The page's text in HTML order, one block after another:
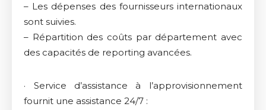
– Les dépenses des fournisseurs internationaux
sont suivies.
– Répartition des coûts par département avec
des capacités de reporting avancées.
· Service d’assistance à l’approvisionnement
fournit une assistance 24/7 :